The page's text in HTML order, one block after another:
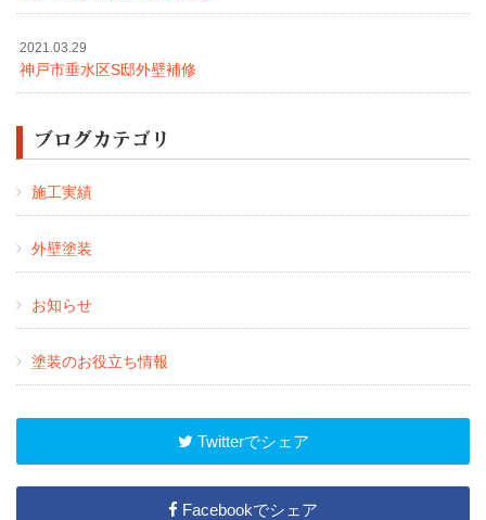
2021.03.29
神戸市垂水区S邸外壁補修
ブログカテゴリ
施工実績
外壁塗装
お知らせ
塗装のお役立ち情報
Twitterでシェア
Facebookでシェア